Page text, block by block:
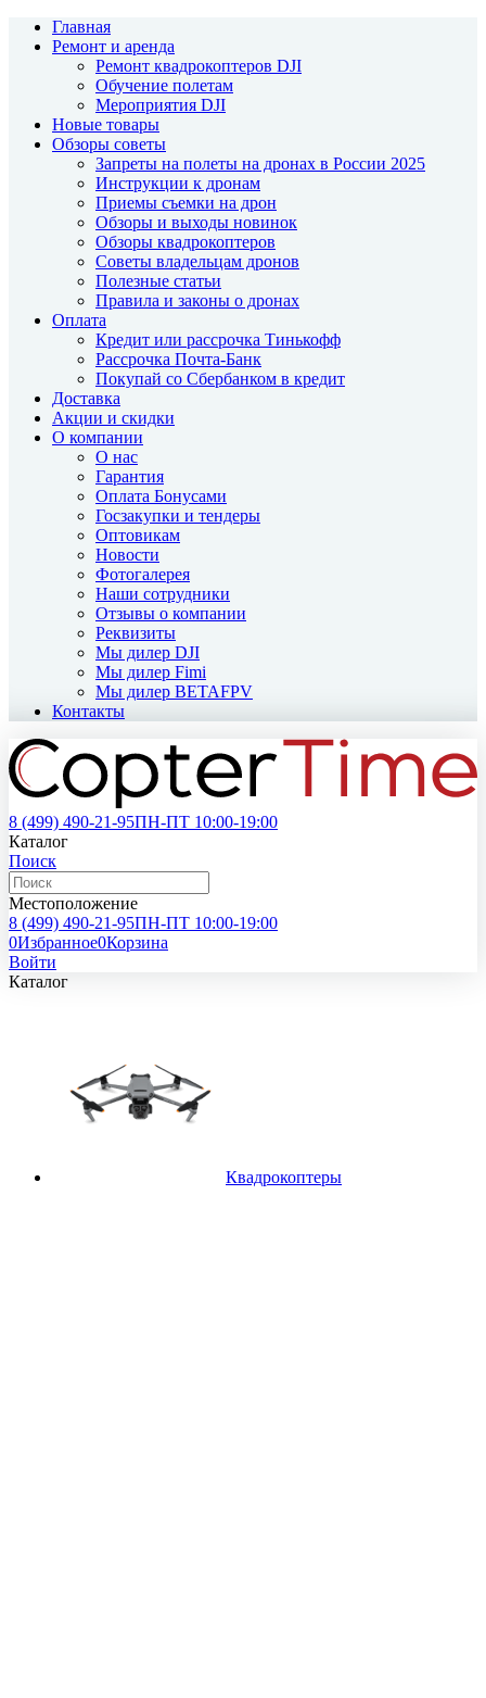
Главная
Ремонт и аренда
Ремонт квадрокоптеров DJI
Обучение полетам
Мероприятия DJI
Новые товары
Обзоры советы
Запреты на полеты на дронах в России 2025
Инструкции к дронам
Приемы съемки на дрон
Обзоры и выходы новинок
Обзоры квадрокоптеров
Советы владельцам дронов
Полезные статьи
Правила и законы о дронах
Оплата
Кредит или рассрочка Тинькофф
Рассрочка Почта-Банк
Покупай со Сбербанком в кредит
Доставка
Акции и скидки
О компании
О нас
Гарантия
Оплата Бонусами
Госзакупки и тендеры
Оптовикам
Новости
Фотогалерея
Наши сотрудники
Отзывы о компании
Реквизиты
Мы дилер DJI
Мы дилер Fimi
Мы дилер BETAFPV
Контакты
8 (499) 490-21-95ПН-ПТ 10:00-19:00
Каталог
Поиск
Местоположение
8 (499) 490-21-95ПН-ПТ 10:00-19:00
0Избранное0Корзина
Войти
Каталог
Квадрокоптеры